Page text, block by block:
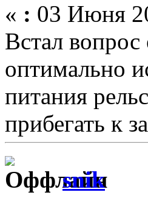
« : 03 Июня
Встал
оптимально
питания
прибегать к
snik